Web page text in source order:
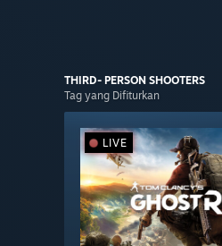
THIRD- PERSON SHOOTERS
Tag yang Difiturkan
LIVE